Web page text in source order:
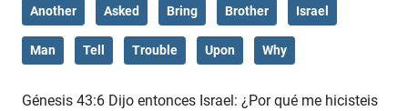
Another Asked Bring Brother Israel
Man Tell Trouble Upon Why
Génesis 43:6 Dijo entonces Israel: ¿Por qué me hicisteis